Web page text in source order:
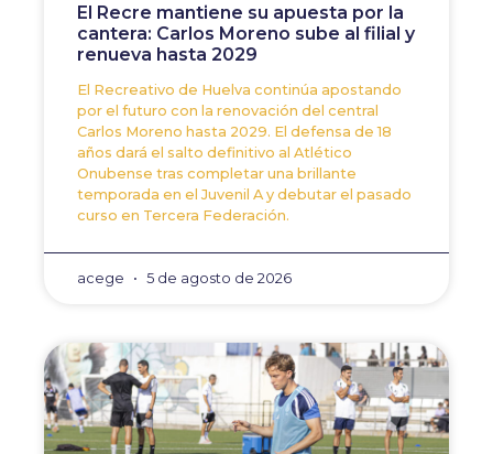
El Recre mantiene su apuesta por la
cantera: Carlos Moreno sube al filial y
renueva hasta 2029
El Recreativo de Huelva continúa apostando
por el futuro con la renovación del central
Carlos Moreno hasta 2029. El defensa de 18
años dará el salto definitivo al Atlético
Onubense tras completar una brillante
temporada en el Juvenil A y debutar el pasado
curso en Tercera Federación.
acege 5 de agosto de 2026